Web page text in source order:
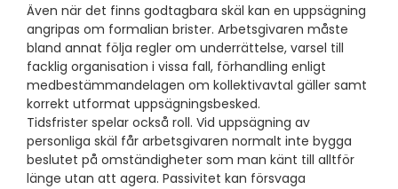
Även när det finns godtagbara skäl kan en uppsägning
angripas om formalian brister. Arbetsgivaren måste
bland annat följa regler om underrättelse, varsel till
facklig organisation i vissa fall, förhandling enligt
medbestämmandelagen om kollektivavtal gäller samt
korrekt utformat uppsägningsbesked.
Tidsfrister spelar också roll. Vid uppsägning av
personliga skäl får arbetsgivaren normalt inte bygga
beslutet på omständigheter som man känt till alltför
länge utan att agera. Passivitet kan försvaga